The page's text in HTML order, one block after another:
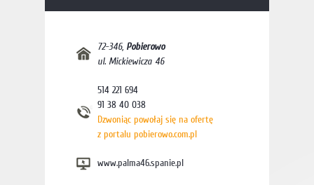
72-346, Pobierowo
ul. Mickiewicza 46
514 221 694
91 38 40 038
Dzwoniąc powołaj się na ofertę
z portalu pobierowo.com.pl
www.palma46.spanie.pl